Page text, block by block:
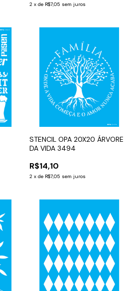
2 x de R$7,05 sem juros
STENCIL OPA 20X20 ÁRVORE
DA VIDA 3494
R$14,10
2 x de R$7,05 sem juros